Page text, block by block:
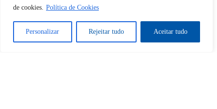
de cookies. Política de Cookies
Personalizar Rejeitar tudo Aceitar tudo